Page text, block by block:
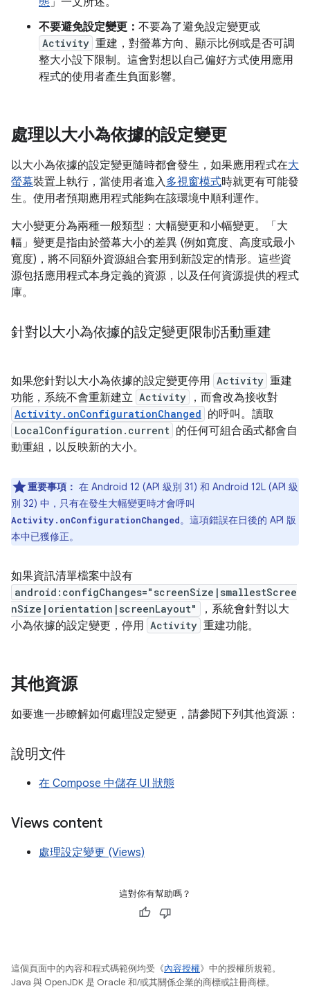
不要避免設定變更： 不要為了避免設定變更或
Activity 重建，對螢幕方向、顯示比例或是否可調
整大小設下限制。這會對想以自己偏好方式使用應用
程式的使用者產生負面影響。
處理以大小為依據的設定變更
以大小為依據的設定變更隨時都會發生，如果應用程式在大
螢幕裝置上執行，當使用者進入多視窗模式時就更有可能發
生。使用者預期應用程式能夠在該環境中順利運作。
大小變更分為兩種一般類型：大幅變更和小幅變更。「大
幅」 變更是指由於螢幕大小的差異 (例如寬度、高度或最小
寬度)，將不同額外資源組合套用到新設定的情形。這些資
源包括應用程式本身定義的資源，以及任何資源提供的程式
庫。
針對以大小為依據的設定變更限制活動重建
如果您針對以大小為依據的設定變更停用 Activity 重建
功能，系統不會重新建立 Activity ，而會改為接收對
Activity.onConfigurationChanged 的呼叫。讀取
LocalConfiguration.current 的任何可組合函式都會自
動重組，以反映新的大小。
重要事項： 在 Android 12 (API 級別 31) 和 Android 12L (API 級
別 32) 中，只有在發生大幅變更時才會呼叫
Activity.onConfigurationChanged。這項錯誤在日後的 API 版
本中已獲修正。
如果資訊清單檔案中設有
android:configChanges="screenSize|smallestScree
nSize|orientation|screenLayout"
，系統會針對以大
小為依據的設定變更，停用 Activity 重建功能。
其他資源
如要進一步瞭解如何處理設定變更，請參閱下列其他資源：
說明文件
在 Compose 中儲存 UI 狀態
Views content
處理設定變更 (Views)
這對你有幫助嗎？
這個頁面中的內容和程式碼範例均受《內容授權》中的授權所規範。
Java 與 OpenJDK 是 Oracle 和/或其關係企業的商標或註冊商標。